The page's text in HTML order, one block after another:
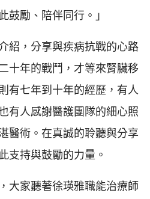
鼓勵、陪伴同行。」
紹，分享與疾病抗戰的心路
十年的戰鬥，才等來腎臟移
有七年到十年的經歷，有人
有人感謝醫護團隊的細心照
醫術。在真誠的聆聽與分享
支持與鼓勵的力量。
大家聽著徐瑛雅職能治療師